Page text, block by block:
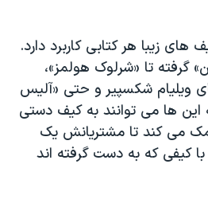
های زیبا هر کتابی کاربرد دارد.
گرفته تا «شرلوک هولمز»،
ویلیام شکسپیر و حتی «آلیس
ها می توانند به کیف دستی
می کند تا مشتریانش یک
کیفی که به دست گرفته اند